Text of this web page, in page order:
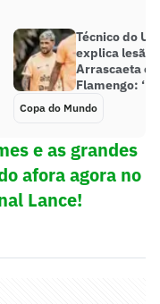
Técnico do
explica lesão
Arrascaeta e
Flamengo:
Copa do Mundo
e as grandes
afora agora no
Lance!